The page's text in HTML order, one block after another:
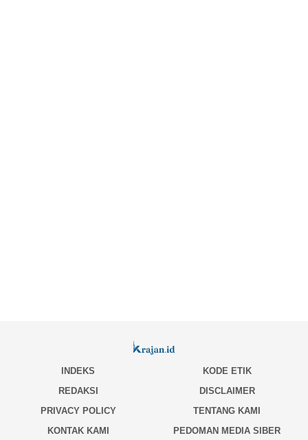
INDEKS
KODE ETIK
REDAKSI
DISCLAIMER
PRIVACY POLICY
TENTANG KAMI
KONTAK KAMI
PEDOMAN MEDIA SIBER